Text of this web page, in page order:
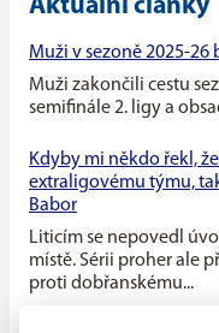
Aktuální články
Muži v sezoně 2025-26
Muži zakončili cestu
semifinále 2. ligy a
Kdyby mi někdo řekl,
extraligovému týmu,
Babor
Liticím se nepovedl
místě. Sérii proher ale
proti dobřanskému...